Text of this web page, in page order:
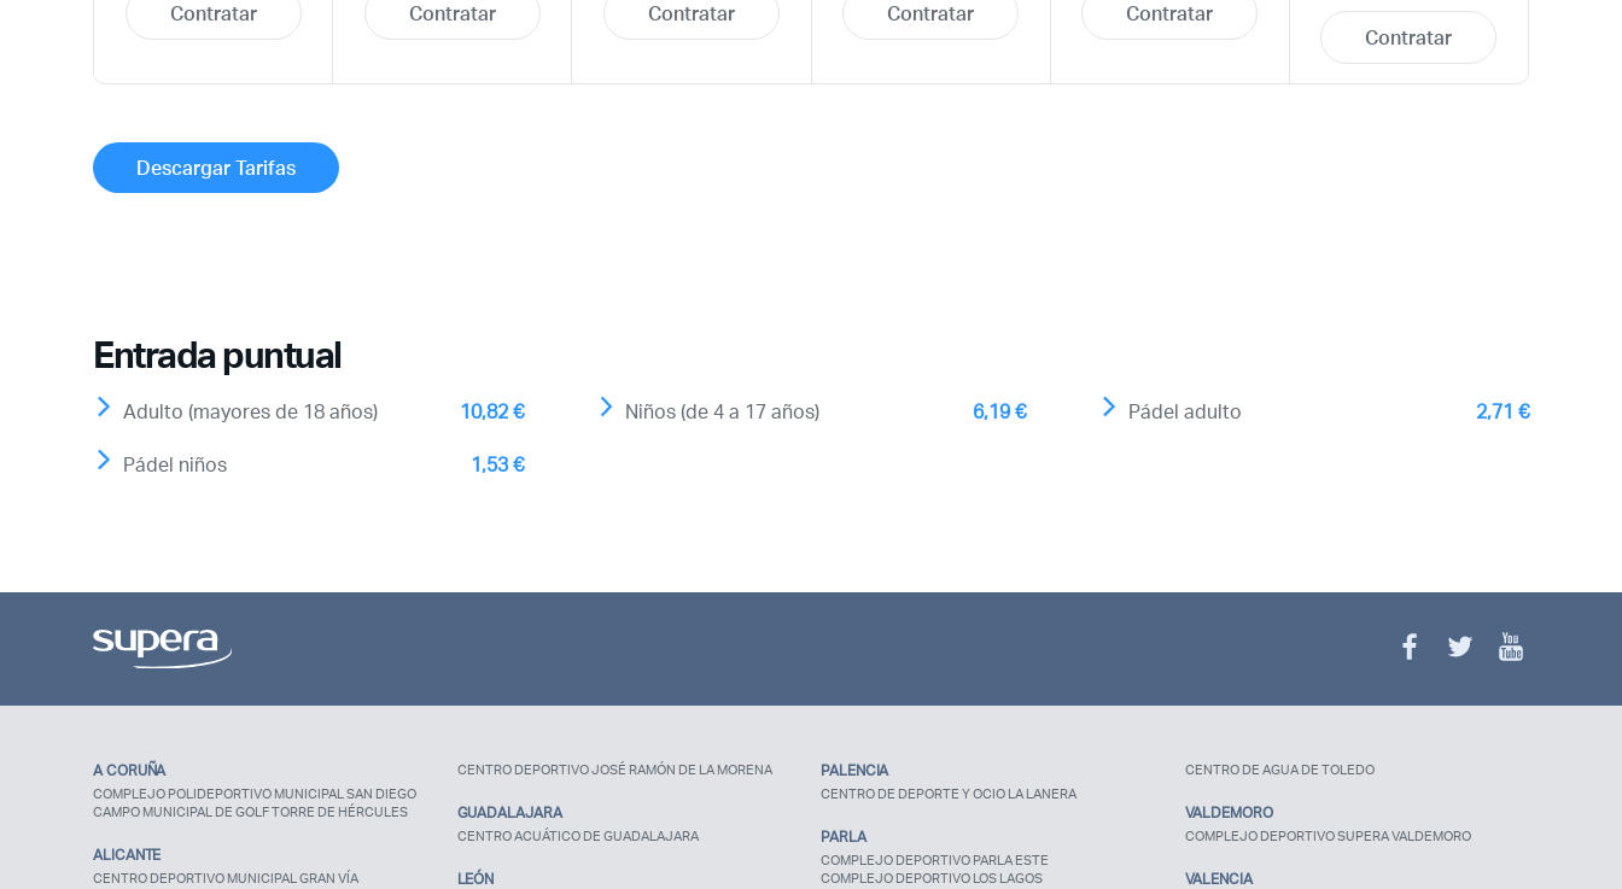
Contratar Contratar Contratar Contratar Contratar
Contratar
Descargar Tarifas
Entrada puntual
Adulto (mayores de 18 años) 10,82 € Niños (de 4 a 17 años) 6,19 € Pádel adulto 2,71 €
Pádel niños 1,53 €
A CORUÑA
COMPLEJO POLIDEPORTIVO MUNICIPAL SAN DIEGO
CAMPO MUNICIPAL DE GOLF TORRE DE HÉRCULES
ALICANTE
CENTRO DEPORTIVO MUNICIPAL GRAN VÍA
CENTRO DEPORTIVO JOSÉ RAMÓN DE LA MORENA
GUADALAJARA
CENTRO ACUÁTICO DE GUADALAJARA
LEÓN
PALENCIA
CENTRO DE DEPORTE Y OCIO LA LANERA
PARLA
COMPLEJO DEPORTIVO PARLA ESTE
COMPLEJO DEPORTIVO LOS LAGOS
CENTRO DE AGUA DE TOLEDO
VALDEMORO
COMPLEJO DEPORTIVO SUPERA VALDEMORO
VALENCIA